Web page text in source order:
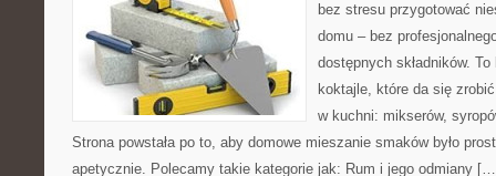
bez stresu przygotować
domu – bez
dostępnych składników.
koktajle, które da się
w kuchni: mikserów,
Strona powstała po to, aby domowe mieszanie smaków było
apetycznie. Polecamy takie kategorie jak: Rum i jego odmiany